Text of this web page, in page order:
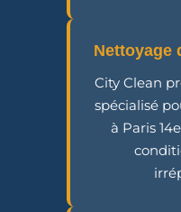
Nettoyage
City Clean
spécialisé
à Paris